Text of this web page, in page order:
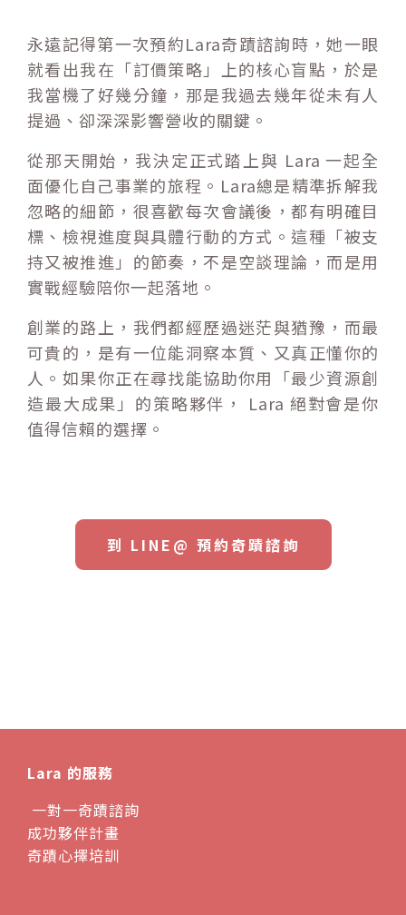
永遠記得第一次預約Lara奇蹟諮詢時，她一眼
就看出我在「訂價策略」上的核心盲點，於是
我當機了好幾分鐘，那是我過去幾年從未有人
提過、卻深深影響營收的關鍵。
從那天開始，我決定正式踏上與 Lara 一起全
面優化自己事業的旅程。Lara總是精準拆解我
忽略的細節，很喜歡每次會議後，都有明確目
標、檢視進度與具體行動的方式。這種「被支
持又被推進」的節奏，不是空談理論，而是用
實戰經驗陪你一起落地。
創業的路上，我們都經歷過迷茫與猶豫，而最
可貴的，是有一位能洞察本質、又真正懂你的
人。如果你正在尋找能協助你用「最少資源創
造最大成果」的策略夥伴， Lara 絕對會是你
值得信賴的選擇。
到 LINE@ 預約奇蹟諮詢
Lara 的服務
一對一奇蹟諮詢
成功夥伴計畫
奇蹟心擇培訓